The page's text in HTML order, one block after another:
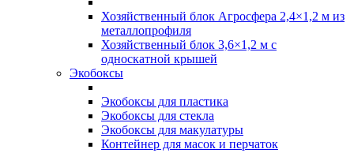
Хозяйственный блок Агросфера 2,4×1,2 м из
металлопрофиля
Хозяйственный блок 3,6×1,2 м с
односкатной крышей
Экобоксы
Экобоксы для пластика
Экобоксы для стекла
Экобоксы для макулатуры
Контейнер для масок и перчаток